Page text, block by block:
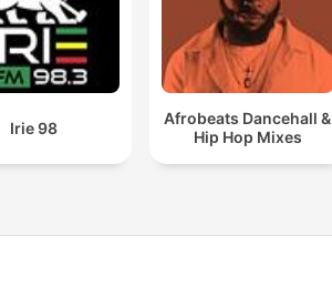
Irie 98
Afrobeats Dancehall &
Hip Hop Mixes